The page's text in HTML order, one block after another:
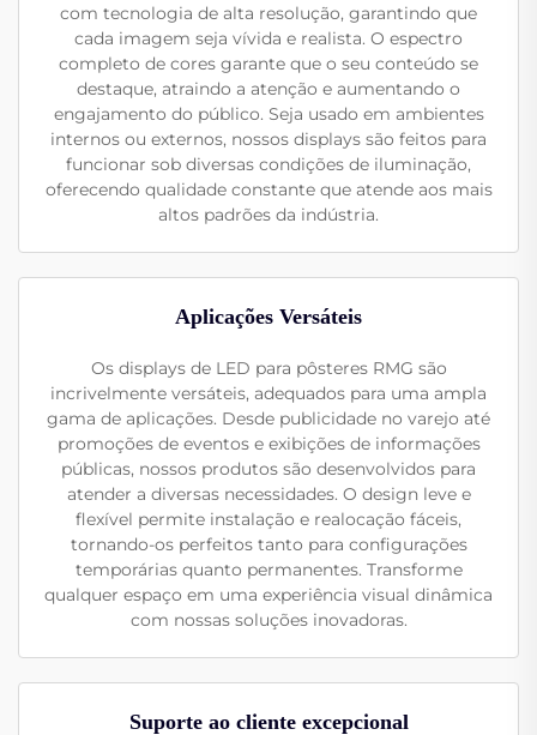
com tecnologia de alta resolução, garantindo que
cada imagem seja vívida e realista. O espectro
completo de cores garante que o seu conteúdo se
destaque, atraindo a atenção e aumentando o
engajamento do público. Seja usado em ambientes
internos ou externos, nossos displays são feitos para
funcionar sob diversas condições de iluminação,
oferecendo qualidade constante que atende aos mais
altos padrões da indústria.
Aplicações Versáteis
Os displays de LED para pôsteres RMG são
incrivelmente versáteis, adequados para uma ampla
gama de aplicações. Desde publicidade no varejo até
promoções de eventos e exibições de informações
públicas, nossos produtos são desenvolvidos para
atender a diversas necessidades. O design leve e
flexível permite instalação e realocação fáceis,
tornando-os perfeitos tanto para configurações
temporárias quanto permanentes. Transforme
qualquer espaço em uma experiência visual dinâmica
com nossas soluções inovadoras.
Suporte ao cliente excepcional